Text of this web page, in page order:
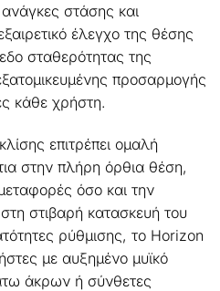
στάσης και
έλεγχο της θέσης
σταθερότητας της
προσαρμογής
κάθε χρήστη.
επιτρέπει ομαλή
στην πλήρη όρθια θέση,
όσο και την
στιβαρή κατασκευή του
ρύθμισης, το Horizon
με αυξημένο μυϊκό
άκρων ή σύνθετες